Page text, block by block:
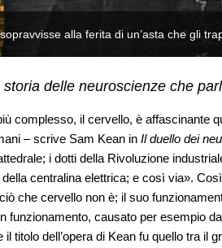
alla ferita di un’asta che gli
delle neuroscienze che
complesso, il cervello, è affascinante
– scrive Sam Kean in Il duello dei
i dotti della Rivoluzione
centralina elettrica; e così via».
che cervello non è; il suo
funzionamento, causato per esempio
il titolo dell’opera di Kean fu quello tra